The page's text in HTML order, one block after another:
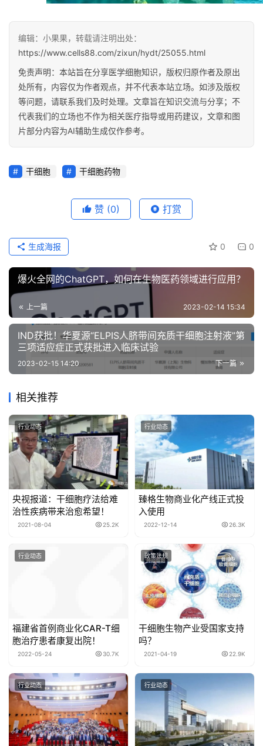
编辑：小果果，转载请注明出处：
https://www.cells88.com/zixun/hydt/25055.html
免责声明：本站旨在分享医学细胞知识，版权归原作者及原出
处所有，内容仅为作者观点，并不代表本站立场。如涉及版权
等问题，请联系我们及时处理。文章旨在知识交流与分享；不
代表我们的立场也不作为相关医疗指导或用药建议，文章和图
片部分内容为AI辅助生成仅作参考。
干细胞 干细胞药物
赞 (0) 打赏
0 0
生成海报
爆火全网的ChatGPT，如何在生物医药领域进行应用？
上一篇 2023-02-14 15:34
IND获批！华夏源“ELPIS人脐带间充质干细胞注射液”第
三项适应症正式获批进入临床试验
下一篇
2023-02-15 14:20
相关推荐
行业动态
央视报道：干细胞疗法给难
治性疾病带来治愈希望！
2021-08-04 25.2K
行业动态
臻格生物商业化产线正式投
入使用
2022-12-14 26.3K
行业动态
福建省首例商业化CAR-T细
胞治疗患者康复出院！
2022-05-24 30.7K
政策法规
干细胞生物产业受国家支持
吗？
2021-04-19 22.9K
行业动态 行业动态